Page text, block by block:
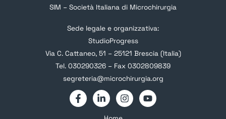
SIM – Società Italiana di Microchirurgia
Sede legale e organizzativa:
StudioProgress
Via C. Cattaneo, 51 – 25121 Brescia (Italia)
Tel. 030290326 – Fax 0302809839
segreteria@microchirurgia.org